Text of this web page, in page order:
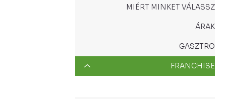
MIÉRT MINKET VÁLASSZ
ÁRAK
GASZTRO
FRANCHISE